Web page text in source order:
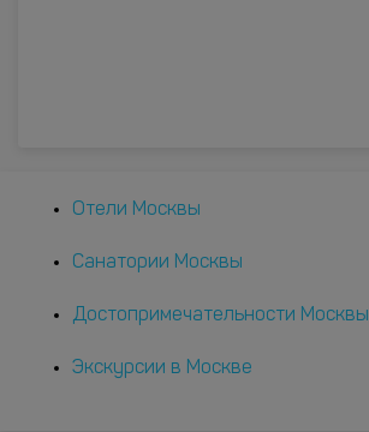
Отели Москвы
Санатории Москвы
Достопримечательности Москвы
Экскурсии в Москве